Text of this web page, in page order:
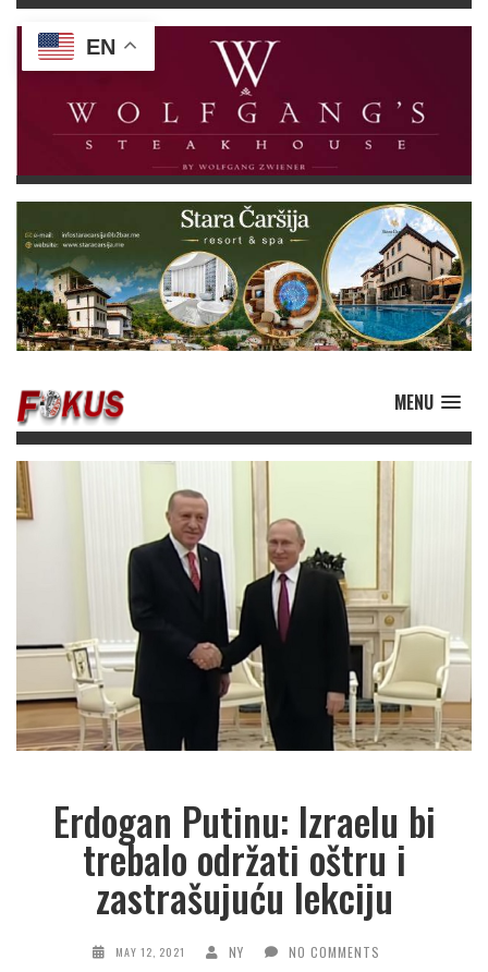
MENU
Erdogan Putinu: Izraelu bi
trebalo održati oštru i
zastrašujuću lekciju
MAY 12, 2021 NY NO COMMENTS
EN